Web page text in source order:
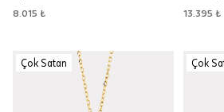
8.015 ₺
13.395 ₺
Çok Satan Çok